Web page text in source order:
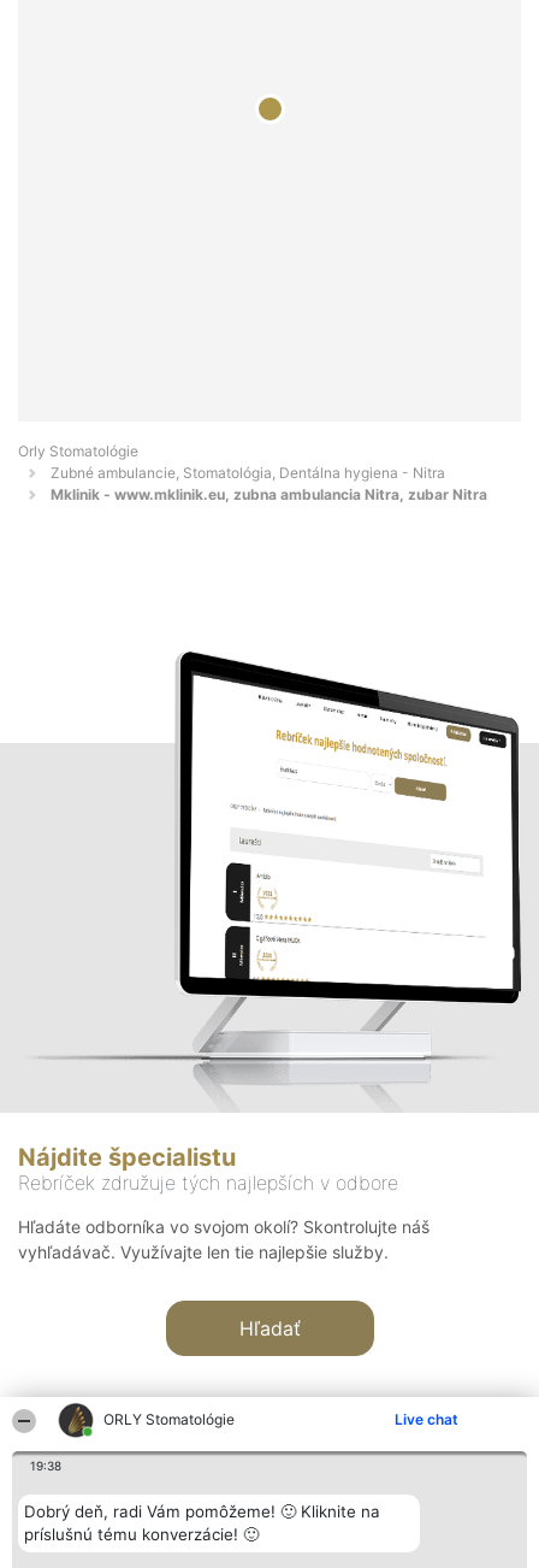
ORLY Stomatológie Live chat
19:38
Dobrý deň, radi Vám pomôžeme! 🙂 Kliknite na
príslušnú tému konverzácie! 🙂
Orly Stomatológie
Zubné ambulancie, Stomatológia, Dentálna hygiena - Nitra
Mklinik - www.mklinik.eu, zubna ambulancia Nitra, zubar Nitra
Nájdite špecialistu
Rebríček združuje tých najlepších v odbore
Hľadáte odborníka vo svojom okolí? Skontrolujte náš
vyhľadávač. Využívajte len tie najlepšie služby.
Hľadať
Organizátor hodnotenia
Bright Side Solutions sp. z o.
o. sp. k.
Hodnotenie
Laureáti
Lista
Kontakt
Kontakt